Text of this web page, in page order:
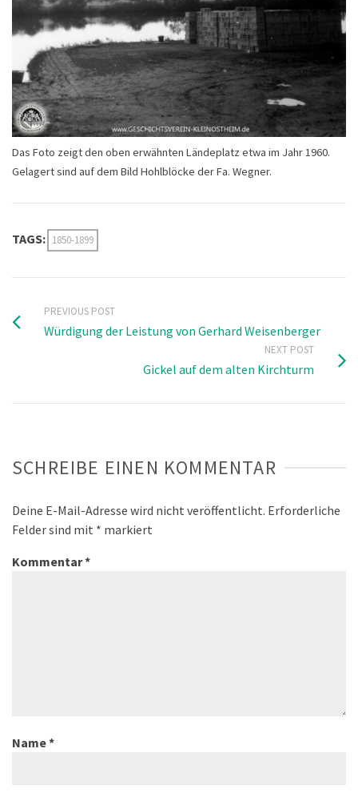
Das Foto zeigt den oben erwähnten Ländeplatz etwa im Jahr 1960.
Gelagert sind auf dem Bild Hohlblöcke der Fa. Wegner.
TAGS: 1850-1899
PREVIOUS POST
Würdigung der Leistung von Gerhard Weisenberger
NEXT POST
Gickel auf dem alten Kirchturm
SCHREIBE EINEN KOMMENTAR
Deine E-Mail-Adresse wird nicht veröffentlicht. Erforderliche
Felder sind mit * markiert
Kommentar*
Name*